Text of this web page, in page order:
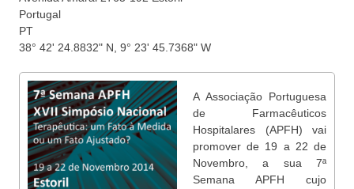
Portugal
PT
38° 42' 24.8832" N, 9° 23' 45.7368" W
A Associação Portuguesa
de Farmacêuticos
Hospitalares (APFH) vai
promover de 19 a 22 de
Novembro, a sua 7ª
Semana APFH cujo